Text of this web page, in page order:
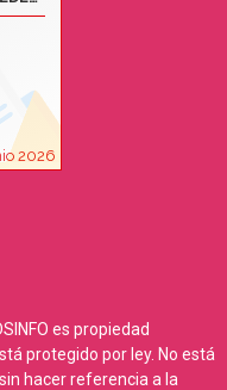
es propiedad
protegido por ley. No está
hacer referencia a la